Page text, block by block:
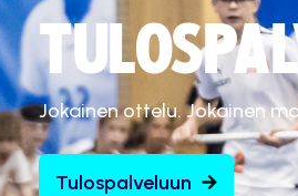
Jokainen ottelu. Jokainen
Tulospalveluun